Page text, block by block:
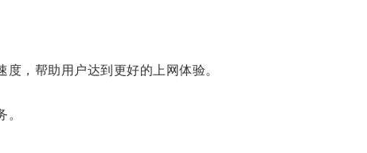
，帮助用户达到更好的上网体验。